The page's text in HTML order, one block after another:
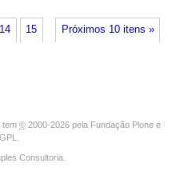
Próximos 10 itens »
14 15
tem © 2000-2026 pela Fundação Plone e
Consultoria